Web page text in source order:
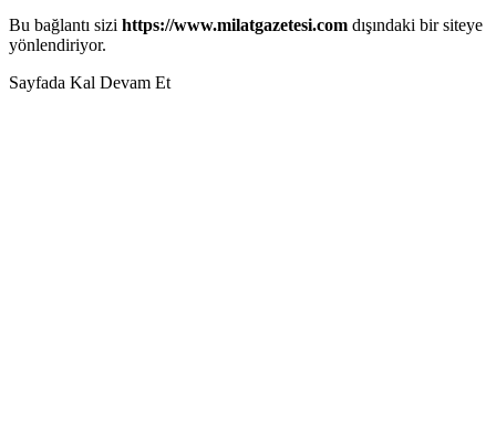
Bu bağlantı sizi https://www.milatgazetesi.com dışındaki bir siteye
yönlendiriyor.
Sayfada Kal Devam Et